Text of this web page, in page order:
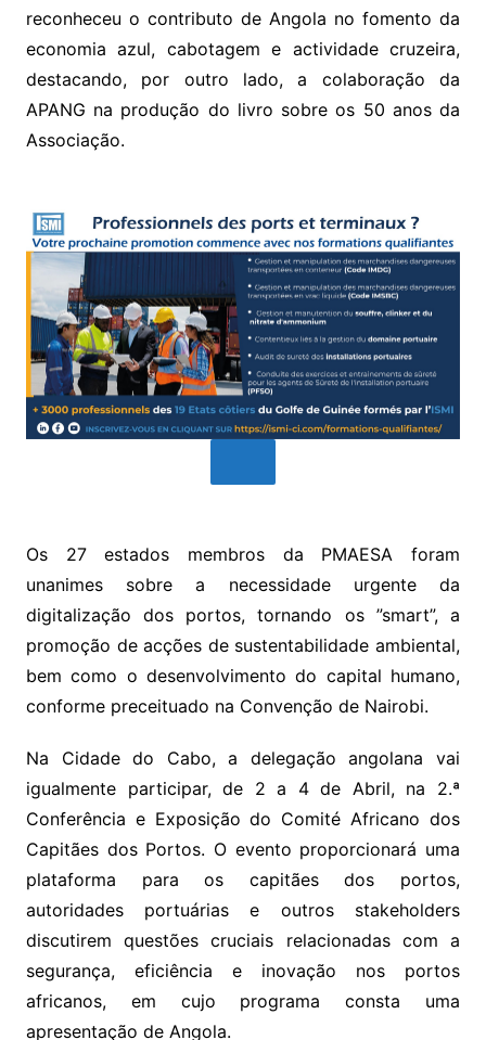
reconheceu o contributo de Angola no fomento da
economia azul, cabotagem e actividade cruzeira,
destacando, por outro lado, a colaboração da
APANG na produção do livro sobre os 50 anos da
Associação.
Os 27 estados membros da PMAESA foram
unanimes sobre a necessidade urgente da
digitalização dos portos, tornando os ”smart”, a
promoção de acções de sustentabilidade ambiental,
bem como o desenvolvimento do capital humano,
conforme preceituado na Convenção de Nairobi.
Na Cidade do Cabo, a delegação angolana vai
igualmente participar, de 2 a 4 de Abril, na 2.ª
Conferência e Exposição do Comité Africano dos
Capitães dos Portos. O evento proporcionará uma
plataforma para os capitães dos portos,
autoridades portuárias e outros stakeholders
discutirem questões cruciais relacionadas com a
segurança, eficiência e inovação nos portos
africanos, em cujo programa consta uma
apresentação de Angola.